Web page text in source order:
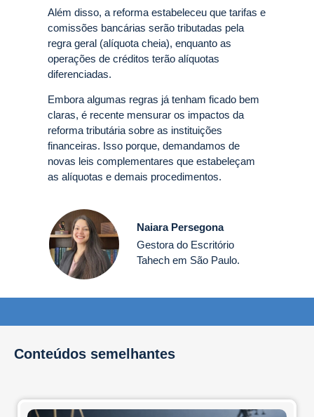
Além disso, a reforma estabeleceu que tarifas e
comissões bancárias serão tributadas pela
regra geral (alíquota cheia), enquanto as
operações de créditos terão alíquotas
diferenciadas.
Embora algumas regras já tenham ficado bem
claras, é recente mensurar os impactos da
reforma tributária sobre as instituições
financeiras. Isso porque, demandamos de
novas leis complementares que estabeleçam
as alíquotas e demais procedimentos.
Naiara Persegona
Gestora do Escritório
Tahech em São Paulo.
Conteúdos semelhantes